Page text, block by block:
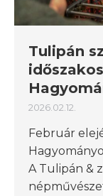
Tulipán
2026.02.12.
Február
A Tulipán &